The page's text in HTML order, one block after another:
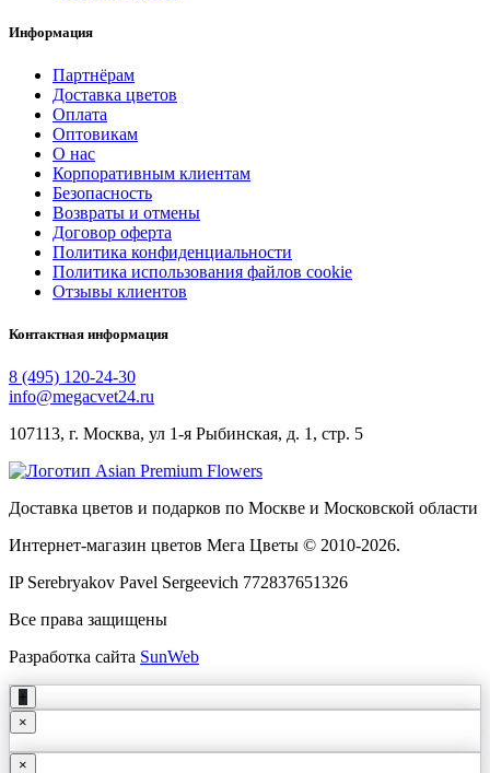
Информация
Партнёрам
Доставка цветов
Оплата
Оптовикам
О нас
Корпоративным клиентам
Безопасность
Возвраты и отмены
Договор оферта
Политика конфиденциальности
Политика использования файлов cookie
Отзывы клиентов
Контактная информация
8 (495) 120-24-30
info@megacvet24.ru
107113, г. Москва, ул 1-я Рыбинская, д. 1, стр. 5
Доставка цветов и подарков по Москве и Московской области
Интернет-магазин цветов Мега Цветы © 2010-2026.
IP Serebryakov Pavel Sergeevich 772837651326
Все права защищены
Разработка сайта SunWeb
+
×
×